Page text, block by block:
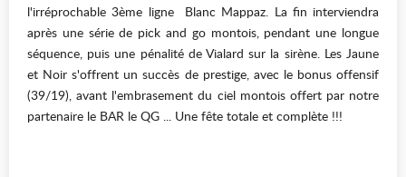
l'irréprochable 3ème ligne Blanc Mappaz. La fin interviendra
après une série de pick and go montois, pendant une longue
séquence, puis une pénalité de Vialard sur la sirène. Les Jaune
et Noir s'offrent un succès de prestige, avec le bonus offensif
(39/19), avant l'embrasement du ciel montois offert par notre
partenaire le BAR le QG ... Une fête totale et complète !!!